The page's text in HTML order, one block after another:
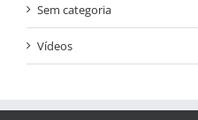
Sem categoria
Vídeos